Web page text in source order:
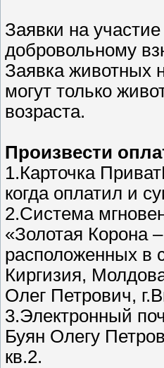
Заявки на
добровольному
Заявка животных
могут только
возраста.
Произвести
1.Карточка
когда оплатил и
2.Система
«Золотая Корона
расположенных в
Киргизия,
Олег Петрович,
3.Электронный
Буян Олегу
кв.2.